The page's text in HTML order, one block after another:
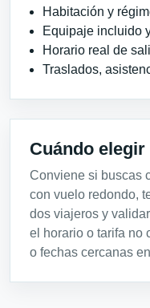
Habitación y
Equipaje incluido
Horario real de
Traslados,
Cuándo
Conviene si buscas
con vuelo redondo,
dos viajeros y
el horario o tarifa no
o fechas cercanas